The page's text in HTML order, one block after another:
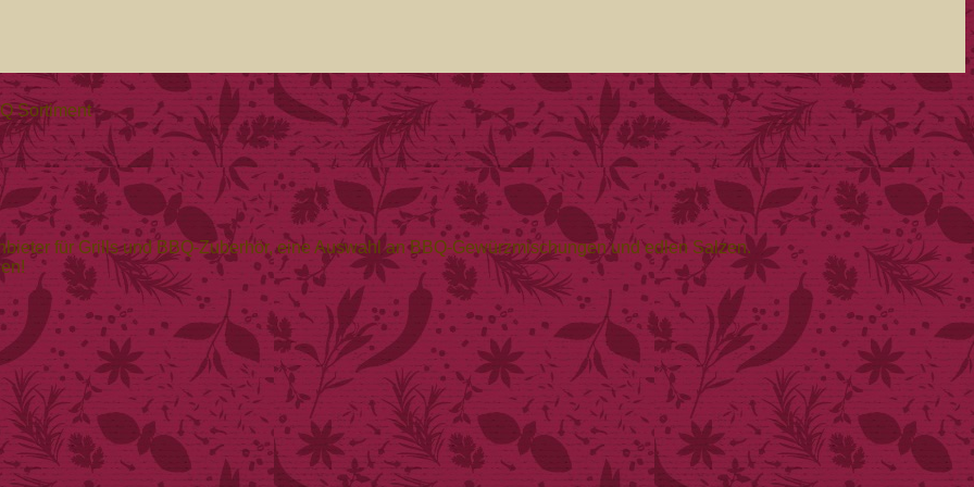
Sortiment
für Grills und BBQ-Zuberhör, eine Auswahl an BBQ-Gewürzmischungen und edlen Salzen.